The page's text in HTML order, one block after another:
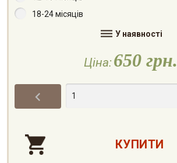
18-24 місяців
 У наявності
Ціна:650 грн.
